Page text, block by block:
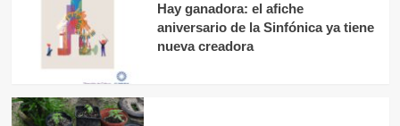
Hay ganadora: el afiche
aniversario de la Sinfónica ya tiene
nueva creadora